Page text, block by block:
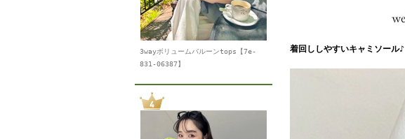
3wayボリュームバルーンtops【7e-
831-06387】
着回ししやすいキャミソール♪